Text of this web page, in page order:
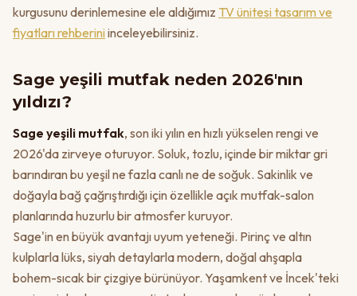
kurgusunu derinlemesine ele aldığımız TV ünitesi tasarım ve
fiyatları rehberiniinceleyebilirsiniz.
Sage yeşili mutfak neden 2026'nın
yıldızı?
Sage yeşili mutfak, son iki yılın en hızlı yükselen rengi ve
2026'da zirveye oturuyor. Soluk, tozlu, içinde bir miktar gri
barındıran bu yeşil ne fazla canlı ne de soğuk. Sakinlik ve
doğayla bağ çağrıştırdığı için özellikle açık mutfak-salon
planlarında huzurlu bir atmosfer kuruyor.
Sage'in en büyük avantajı uyum yeteneği. Pirinç ve altın
kulplarla lüks, siyah detaylarla modern, doğal ahşapla
bohem-sıcak bir çizgiye bürünüyor. Yaşamkent ve İncek'teki